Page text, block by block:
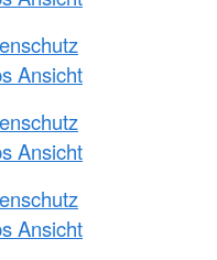
Ansicht
Ansicht
Ansicht